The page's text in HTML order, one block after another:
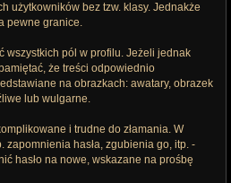
użytkowników bez tzw. klasy. Jednakże
pewne granice.
wszystkich pól w profilu. Jeżeli jednak
że treści odpowiednio
na obrazkach: awatary, obrazek
lub wulgarne.
i trudne do złamania. W
zapomnienia hasła, zgubienia go, itp. -
hasło na nowe, wskazane na prośbę